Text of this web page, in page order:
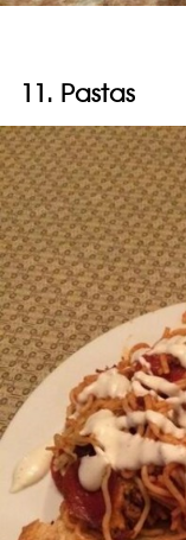
11. Pastas